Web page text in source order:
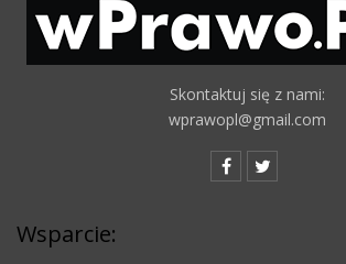
Skontaktuj się z nami:
wprawopl@gmail.com
Wsparcie: